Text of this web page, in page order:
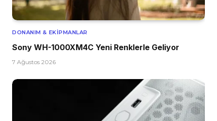
DONANIM & EKIPMANLAR
Sony WH-1000XM4C Yeni Renklerle Geliyor
7 Ağustos 2026